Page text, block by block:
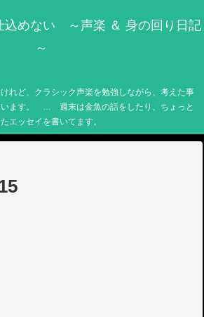
込めない ～声楽 ＆ 身の回り日記
～
れど、クラシック声楽を勉強しながら、考えた事
います。 … 週末は金魚の話をしたり、ちょっと
たエッセイを書いてます。